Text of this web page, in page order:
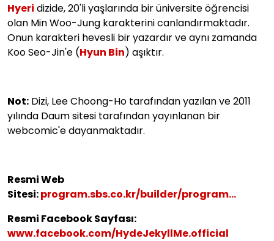
Hyeri dizide, 20'li yaşlarında bir üniversite öğrencisi
olan Min Woo-Jung karakterini canlandırmaktadır.
Onun karakteri hevesli bir yazardır ve aynı zamanda
Koo Seo-Jin'e (Hyun Bin) aşıktır.
Not: Dizi, Lee Choong-Ho tarafından yazılan ve 2011
yılında Daum sitesi tarafından yayınlanan bir
webcomic'e dayanmaktadır.
Resmi Web
Sitesi:program.sbs.co.kr/builder/program...
Resmi Facebook Sayfası:
www.facebook.com/HydeJekyllMe.official